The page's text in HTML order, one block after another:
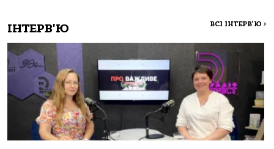
ІНТЕРВ'Ю ВСІ ІНТЕРВ'Ю >